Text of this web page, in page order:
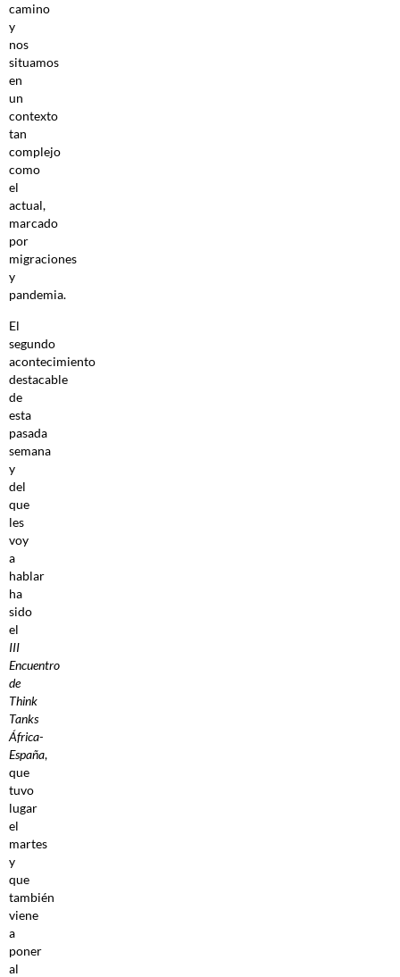
camino
y
nos
situamos
en
un
contexto
tan
complejo
como
el
actual,
marcado
por
migraciones
y
pandemia.
El
segundo
acontecimiento
destacable
de
esta
pasada
semana
y
del
que
les
voy
a
hablar
ha
sido
el
III
Encuentro
de
Think
Tanks
África-
España,
que
tuvo
lugar
el
martes
y
que
también
viene
a
poner
al